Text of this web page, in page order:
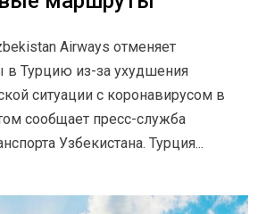
Airways отменяет
в Турцию из-за ухудшения
ситуации с коронавирусом в
сообщает пресс-служба
Узбекистана. Турция...